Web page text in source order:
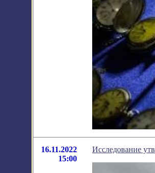
16.11.2022
15:00
Исследование